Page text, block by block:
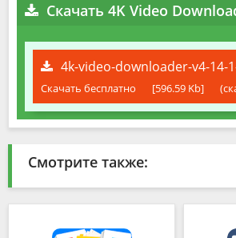
Скачать 4K Video
4k-video-downloader-v4-14-
Скачать бесплатно [596.59 Kb]
Смотрите также: